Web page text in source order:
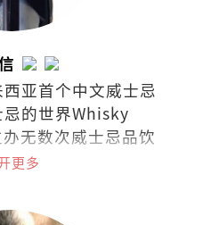
亚首个中文威士忌
的世界Whisky
无数次威士忌品饮
更多